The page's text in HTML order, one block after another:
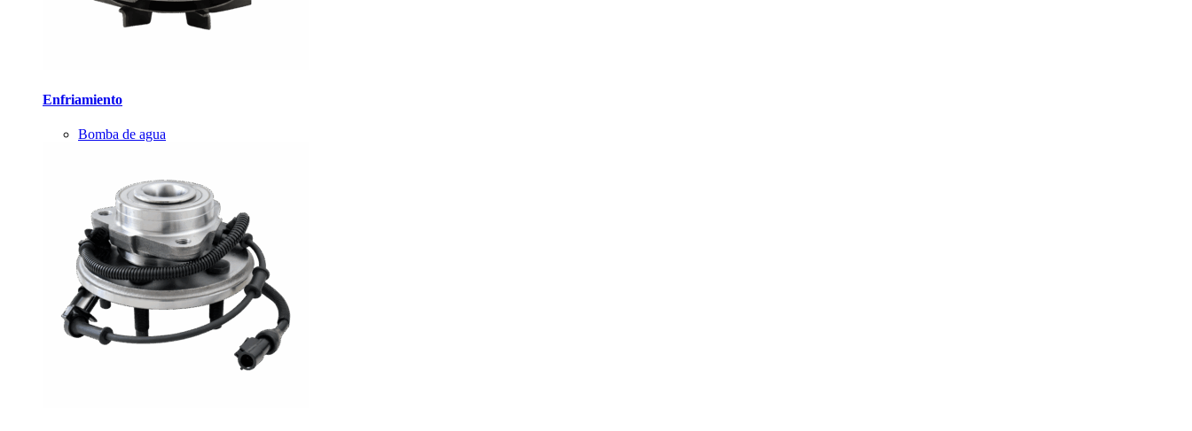
Enfriamiento
Bomba de agua